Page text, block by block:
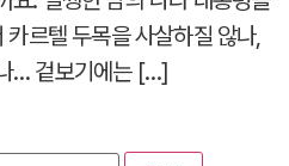
르텔 두목을 사살하질 않나,
… 겉보기에는 […]